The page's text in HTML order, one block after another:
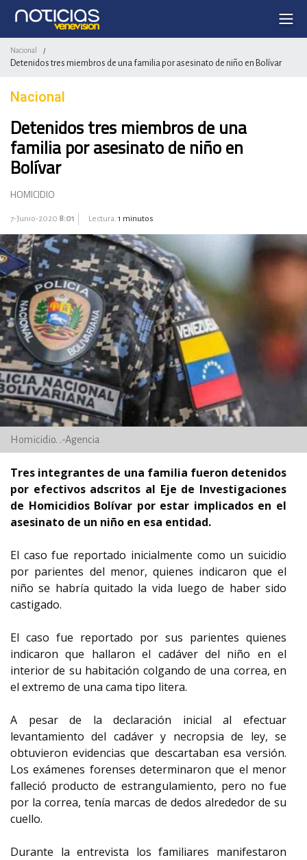
Nacional /
Detenidos tres miembros de una familia por asesinato de niño en Bolívar
Nacional
Detenidos tres miembros de una
familia por asesinato de niño en
Bolívar
HOMICIDIO
7-Junio-2020 8:01 Lectura: 1 minutos
Homicidio. .-Agencia
Tres integrantes de una familia fueron detenidos
por efectivos adscritos al Eje de Investigaciones
de Homicidios Bolívar por estar implicados en el
asesinato de un niño en esa entidad.
El caso fue reportado inicialmente como un suicidio
por parientes del menor, quienes indicaron que el
niño se habría quitado la vida luego de haber sido
castigado.
El caso fue reportado por sus parientes quienes
indicaron que hallaron el cadáver del niño en el
interior de su habitación colgando de una correa, en
el extremo de una cama tipo litera.
A pesar de la declaración inicial al efectuar
levantamiento del cadáver y necropsia de ley, se
obtuvieron evidencias que descartaban esa versión.
Los exámenes forenses determinaron que el menor
falleció producto de estrangulamiento, pero no fue
por la correa, tenía marcas de dedos alrededor de su
cuello.
Durante la entrevista los familiares manifestaron